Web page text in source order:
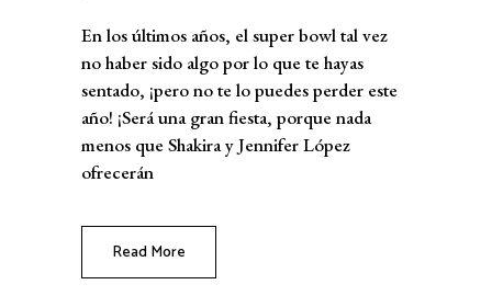
En los últimos años, el super bowl tal vez
no haber sido algo por lo que te hayas
sentado, ¡pero no te lo puedes perder este
año! ¡Será una gran fiesta, porque nada
menos que Shakira y Jennifer López
ofrecerán
Read More